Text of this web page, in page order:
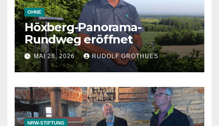
OHNE
Höxberg-Panorama-
Rundweg eröffnet
MAI 28, 2026 RUDOLF GROTHUES
NRW-STIFTUNG